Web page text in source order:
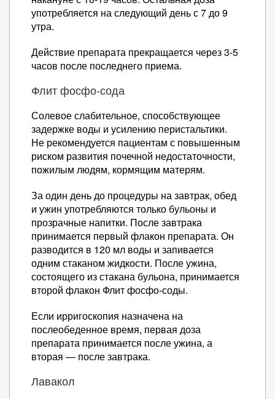
употребляется на следующий день с 7 до 9
утра.
Действие препарата прекращается через 3-5
часов после последнего приема.
Флит фосфо-сода
Солевое слабительное, способствующее
задержке воды и усилению перистальтики.
Не рекомендуется пациентам с повышенным
риском развития почечной недостаточности,
пожилым людям, кормящим матерям.
За один день до процедуры на завтрак, обед
и ужин употребляются только бульоны и
прозрачные напитки. После завтрака
принимается первый флакон препарата. Он
разводится в 120 мл воды и запивается
одним стаканом жидкости. После ужина,
состоящего из стакана бульона, принимается
второй флакон Флит фосфо-соды.
Если ирригоскопия назначена на
послеобеденное время, первая доза
препарата принимается после ужина, а
вторая — после завтрака.
Лавакол